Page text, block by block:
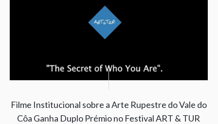
Filme Institucional sobre a Arte Rupestre do Vale do
Côa Ganha Duplo Prémio no Festival ART & TUR